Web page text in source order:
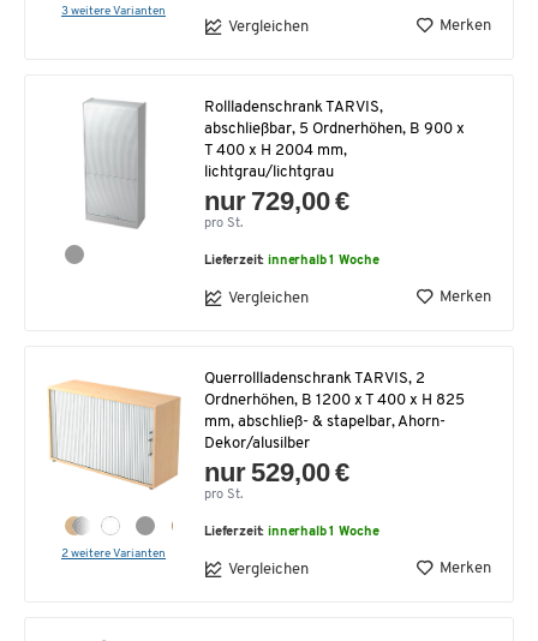
3 weitere Varianten
Vergleichen Merken
Rollladenschrank TARVIS,
abschließbar, 5 Ordnerhöhen, B 900 x
T 400 x H 2004 mm,
lichtgrau/lichtgrau
nur 729,00 €
pro St.
Lieferzeit:innerhalb 1 Woche
Vergleichen Merken
2 weitere Varianten
Querrollladenschrank TARVIS, 2
Ordnerhöhen, B 1200 x T 400 x H 825
mm, abschließ- & stapelbar, Ahorn-
Dekor/alusilber
nur 529,00 €
pro St.
Lieferzeit:innerhalb 1 Woche
Vergleichen Merken